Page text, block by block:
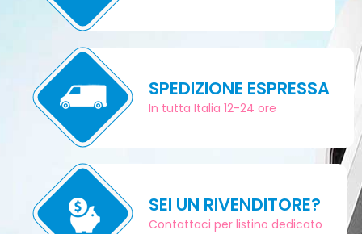
SPEDIZIONE ESPRESSA
In tutta Italia 12-24 ore
SEI UN RIVENDITORE?
Contattaci per listino dedicato